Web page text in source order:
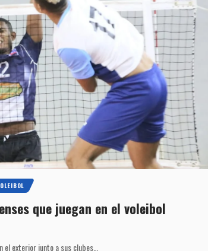
que juegan en el voleibol
exterior junto a sus clubes…